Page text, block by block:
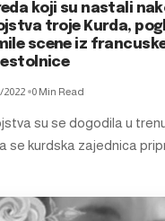
koji su nastali
troje Kurda,
scene iz
2022 0 Min Read
su se dogodila u
se kurdska zajednica